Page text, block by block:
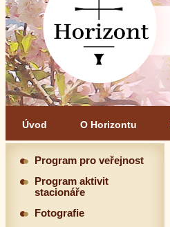
Úvod O Horizontu
Program pro veřejnost
Program aktivit
stacionáře
Fotografie